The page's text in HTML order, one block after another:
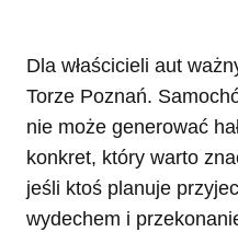
Dla właścicieli aut
Torze Poznań.
nie może generować
konkret, który warto
jeśli ktoś planuje
wydechem i